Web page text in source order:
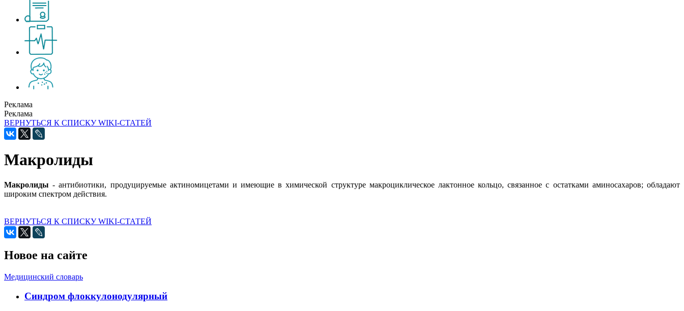
Реклама
Реклама
ВЕРНУТЬСЯ К СПИСКУ WIKI-СТАТЕЙ
Макролиды
Макролиды - антибиотики, продуцируемые актиномицетами и имеющие в химической структуре макроциклическое лактонное кольцо, связанное с остатками аминосахаров; обладают
широким спектром действия.
ВЕРНУТЬСЯ К СПИСКУ WIKI-СТАТЕЙ
Новое на сайте
Медицинский словарь
Cиндром флоккулонодулярный